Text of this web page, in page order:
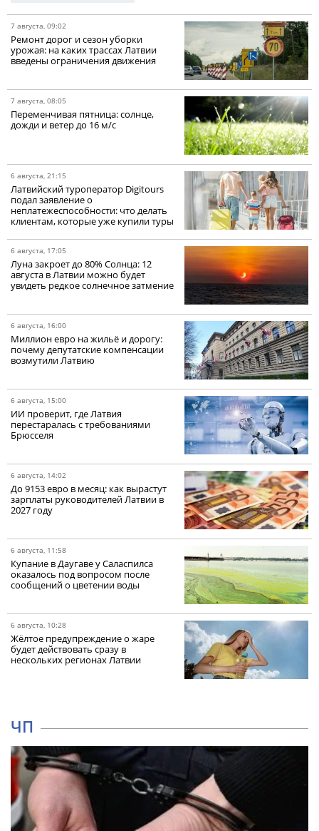
7 августа, 09:02
Ремонт дорог и сезон уборки
урожая: на каких трассах Латвии
введены ограничения движения
7 августа, 08:05
Переменчивая пятница: солнце,
дожди и ветер до 16 м/с
6 августа, 21:15
Латвийский туроператор Digitours
подал заявление о
неплатежеспособности: что делать
клиентам, которые уже купили туры
6 августа, 17:05
Луна закроет до 80% Солнца: 12
августа в Латвии можно будет
увидеть редкое солнечное затмение
6 августа, 16:00
Миллион евро на жильё и дорогу:
почему депутатские компенсации
возмутили Латвию
6 августа, 15:00
ИИ проверит, где Латвия
перестаралась с требованиями
Брюсселя
6 августа, 14:02
До 9153 евро в месяц: как вырастут
зарплаты руководителей Латвии в
2027 году
6 августа, 11:58
Купание в Даугаве у Саласпилса
оказалось под вопросом после
сообщений о цветении воды
6 августа, 10:28
Жёлтое предупреждение о жаре
будет действовать сразу в
нескольких регионах Латвии
ЧП